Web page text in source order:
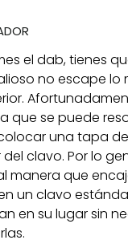
el dab, tienes
no escape lo
que se puede
una tapa
clavo. Por lo
manera que
un clavo
en su lugar sin